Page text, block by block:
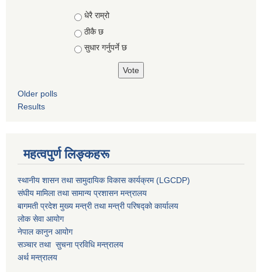
Choices
धेरै राम्रो
ठीकै छ
सुधार गर्नुपर्ने छ
Older polls
Results
महत्वपुर्ण लिङ्कहरू
स्थानीय शासन तथा सामुदायिक विकास कार्यक्रम (LGCDP)
संघीय मामिला तथा सामान्य प्रशासन मन्त्रालय
बागमती प्रदेश मुख्य मन्त्री तथा मन्त्री परिषद्को कार्यालय
लोक सेवा आयोग
नेपाल कानुन आयोग
सञ्चार तथा सुचना प्रविधि मन्त्रालय
अर्थ मन्त्रालय